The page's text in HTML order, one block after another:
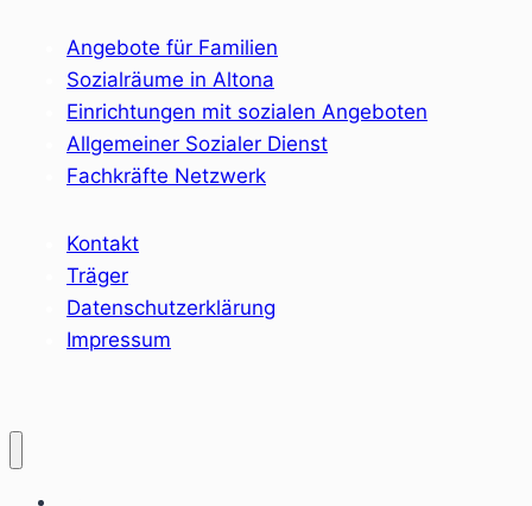
Angebote für Familien
Sozialräume in Altona
Einrichtungen mit sozialen Angeboten
Allgemeiner Sozialer Dienst
Fachkräfte Netzwerk
Kontakt
Träger
Datenschutzerklärung
Impressum